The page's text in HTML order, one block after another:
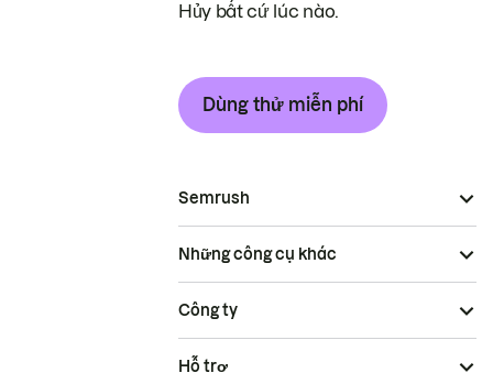
Hủy bất cứ lúc nào.
Dùng thử miễn phí
Semrush
Những công cụ khác
Công ty
Hỗ trợ